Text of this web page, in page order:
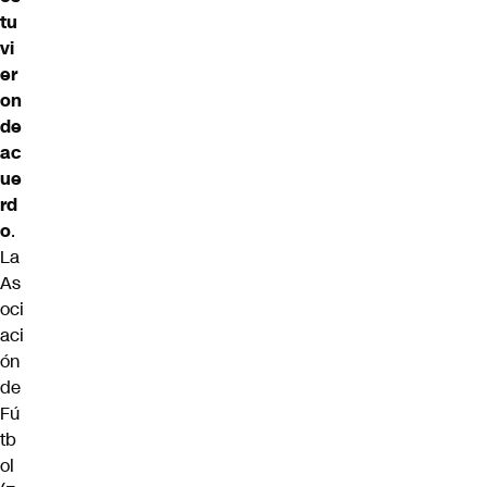
tu
vi
er
on
de
ac
ue
rd
o.
La
As
oci
aci
ón
de
Fú
tb
ol